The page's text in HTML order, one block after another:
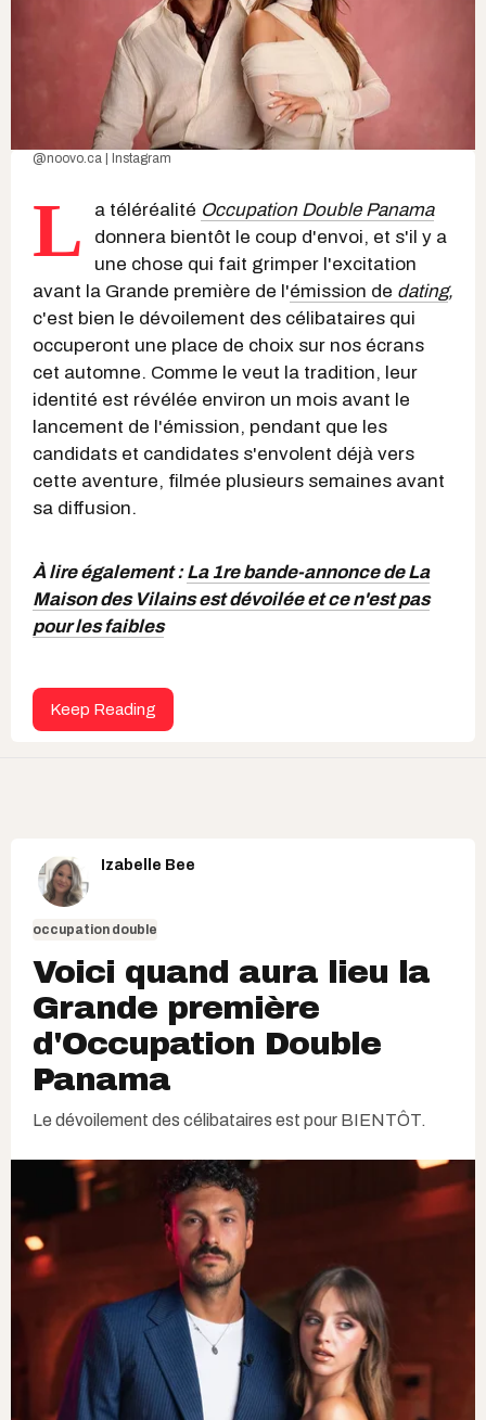
@noovo.ca | Instagram
L a téléréalité Occupation Double Panama
donnera bientôt le coup d'envoi, et s'il y a
une chose qui fait grimper l'excitation
avant la Grande première de l'émission de dating,
c'est bien le dévoilement des célibataires qui
occuperont une place de choix sur nos écrans
cet automne. Comme le veut la tradition, leur
identité est révélée environ un mois avant le
lancement de l'émission, pendant que les
candidats et candidates s'envolent déjà vers
cette aventure, filmée plusieurs semaines avant
sa diffusion.
À lire également :La 1re bande-annonce de La
Maison des Vilains est dévoilée et ce n'est pas
pour les faibles
Keep Reading
Izabelle Bee
occupation double
Voici quand aura lieu la
Grande première
d'Occupation Double
Panama
Le dévoilement des célibataires est pour BIENTÔT.